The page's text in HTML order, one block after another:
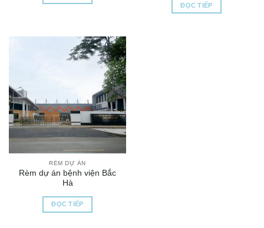
ĐỌC TIẾP
RÈM DỰ ÁN
Rèm dự án bệnh viện Bắc
Hà
ĐỌC TIẾP